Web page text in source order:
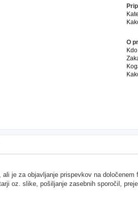
O
je za objavljanje prispevkov na
oz. slike, pošiljanje zasebnih sporočil,